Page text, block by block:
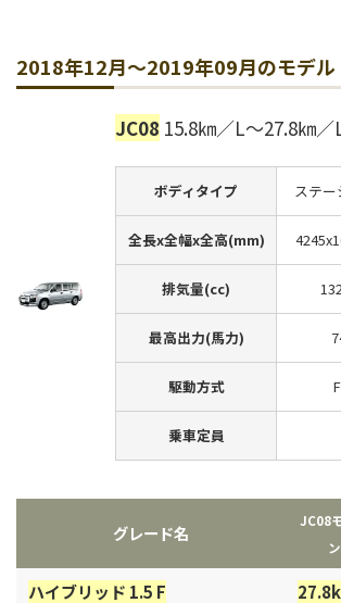
2018年12月～2019年09月のモデル
JC08 15.8㎞／L～27.8㎞／
ボディタイプ ステ
全長x全幅x全高(mm)
排気量(cc)
最高出力(馬力)
駆動方式
乗車定員
グレード名
JC08
ハイブリッド 1.5 F